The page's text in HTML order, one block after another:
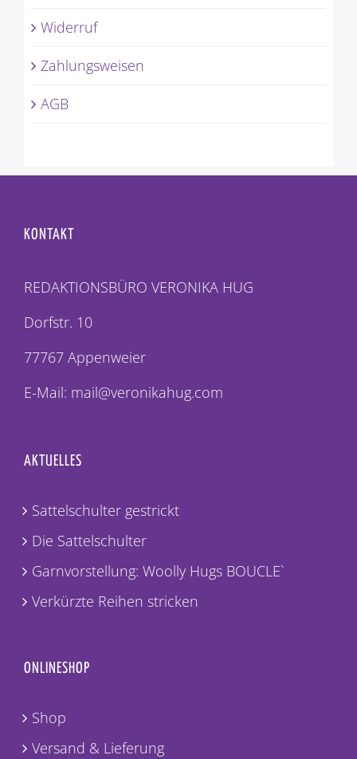
Widerruf
Zahlungsweisen
AGB
KONTAKT
REDAKTIONSBÜRO VERONIKA HUG
Dorfstr. 10
77767 Appenweier
E-Mail: mail@veronikahug.com
AKTUELLES
Sattelschulter gestrickt
Die Sattelschulter
Garnvorstellung: Woolly Hugs BOUCLE`
Verkürzte Reihen stricken
ONLINESHOP
Shop
Versand & Lieferung